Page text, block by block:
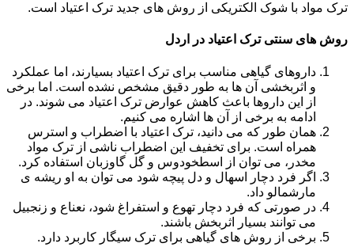
ترک مواد با شوک الکتریکی از روش های جدید ترک اعتیاد است.
روش های سنتی ترک اعتیاد در اردل
داروهای گیاهی مناسب برای ترک اعتیاد بسیارند، اما عملکرد
و اثربخشی آن ها به طور دقیق مشخص نشده است. اما برخی
از این داروها باعث کاهش عوارض ترک اعتیاد می شوند. در
ادامه به برخی از آن ها اشاره می کنیم.
همان طور که می دانید، ترک اعتیاد با اضطراب و استرس
همراه است. برای تخفیف این اضطراب ناشی از ترک مواد
مخدر، می توان از اسطخودوس و گل گاوزبان استفاده کرد.
اگر فرد دچار اسهال و دل پیچه شود می توان به او ریشه ی
مارشمالو داد.
در صورتی که فرد دچار تهوع و استفراغ شود، نعناع و زنجبیل
می توانند بسیار اثربخش باشند.
برخی از روش های گیاهی برای ترک سیگار کاربرد دارد.